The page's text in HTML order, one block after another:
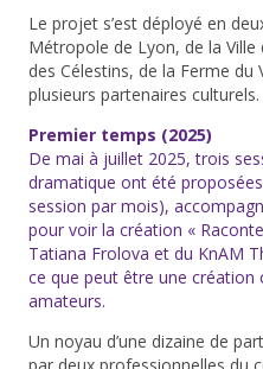
Le projet s’est déployé en
Métropole de Lyon, de la Ville
des Célestins, de la Ferme du
plusieurs partenaires culturels.
Premier temps (2025)
De mai à juillet 2025, trois
dramatique ont été
session par mois),
pour voir la création «
Tatiana Frolova et du KnAM
ce que peut être une création
amateurs.
Un noyau d’une dizaine de